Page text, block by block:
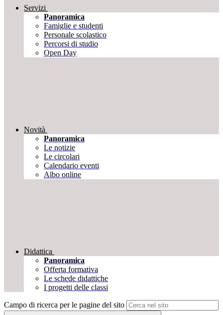
Servizi
Panoramica
Famiglie e studenti
Personale scolastico
Percorsi di studio
Open Day
Novità
Panoramica
Le notizie
Le circolari
Calendario eventi
Albo online
Didattica
Panoramica
Offerta formativa
Le schede didattiche
I progetti delle classi
Campo di ricerca per le pagine del sito